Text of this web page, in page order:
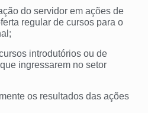
do servidor em ações de
regular de cursos para o
introdutórios ou de
ingressarem no setor
os resultados das ações